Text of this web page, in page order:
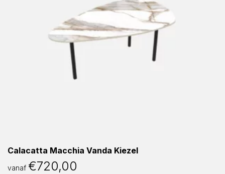
Calacatta Macchia Vanda Kiezel
vanaf €720,00